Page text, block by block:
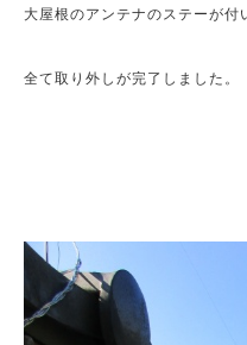
大屋根のアンテナのステーが
全て取り外しが完了しました。